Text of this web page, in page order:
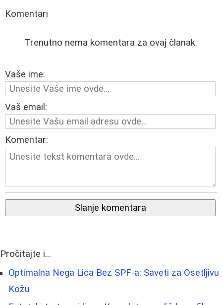
Komentari
Trenutno nema komentara za ovaj članak.
Vaše ime:
Vaš email:
Komentar:
Slanje komentara
Pročitajte i...
Optimalna Nega Lica Bez SPF-a: Saveti za Osetljivu
Kožu